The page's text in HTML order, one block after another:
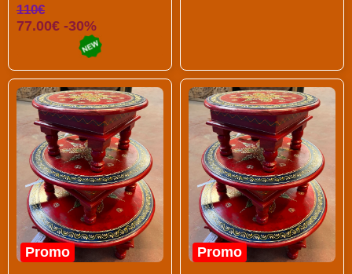
110€
77.00€ -30%
Promo Promo